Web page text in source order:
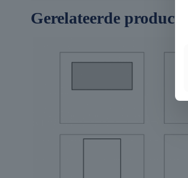
Gerelateerde producten